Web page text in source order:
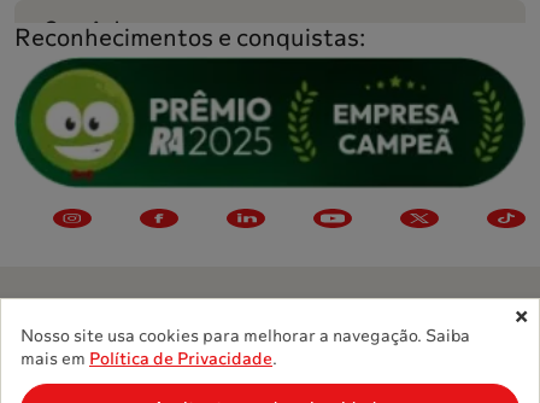
Nosso site usa cookies para melhorar a navegação. Saiba
mais em Política de Privacidade.
Convênios
Reconhecimentos e conquistas:
© 2026 Grupo Sabin. Todos os direitos reservados.
Política de Privacidade